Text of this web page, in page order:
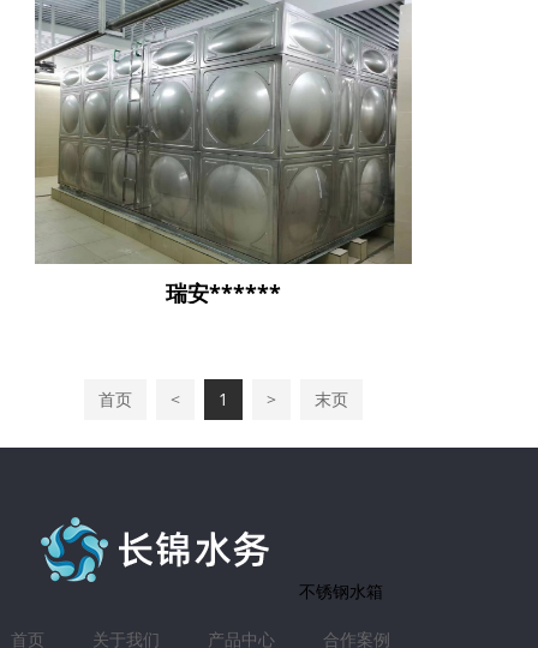
瑞安******
首页 < 1 > 末页
不锈钢水箱
首页 关于我们 产品中心 合作案例